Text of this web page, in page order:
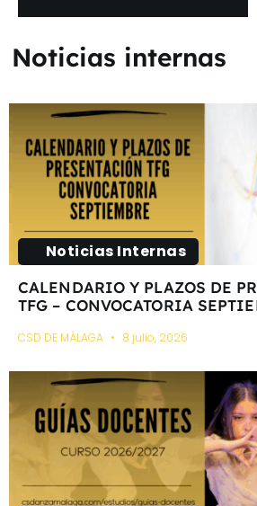
Noticias internas
Noticias Internas
CALENDARIO Y PLAZOS DE
TFG – CONVOCATORIA
CSD DE MÁLAGA 8 julio, 2026